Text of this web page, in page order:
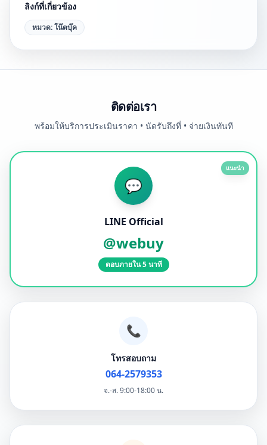
ลิงก์ที่เกี่ยวข้อง
หมวด:โน๊ตบุ๊ค
ติดต่อเรา
พร้อมให้บริการประเมินราคา • นัดรับถึงที่ • จ่ายเงินทันที
แนะนำ
💬
LINE Official
@webuy
ตอบภายใน 5 นาที
📞
โทรสอบถาม
064-2579353
จ.-ส. 9:00-18:00 น.